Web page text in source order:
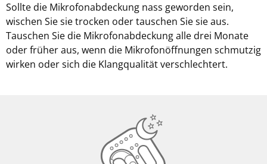
Sollte die Mikrofonabdeckung nass geworden sein,
wischen Sie sie trocken oder tauschen Sie sie aus.
Tauschen Sie die Mikrofonabdeckung alle drei Monate
oder früher aus, wenn die Mikrofonöffnungen schmutzig
wirken oder sich die Klangqualität verschlechtert.